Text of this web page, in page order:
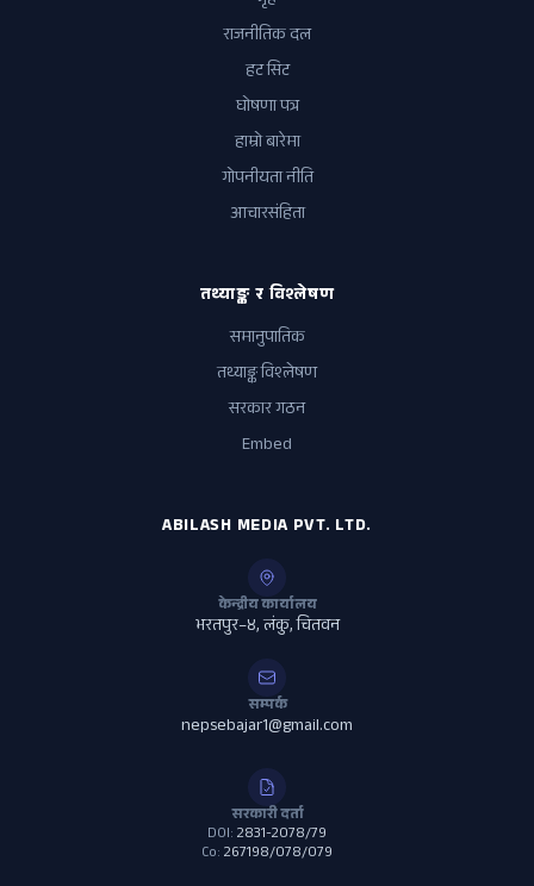
राजनीतिक दल
हट सिट
घोषणा पत्र
हाम्रो बारेमा
गोपनीयता नीति
आचारसंहिता
तथ्याङ्क र विश्लेषण
समानुपातिक
तथ्याङ्क विश्लेषण
सरकार गठन
Embed
ABILASH MEDIA PVT. LTD.
केन्द्रीय कार्यालय
भरतपुर–४, लंकु, चितवन
सम्पर्क
nepsebajar1@gmail.com
सरकारी दर्ता
DOI: 2831-2078/79
Co: 267198/078/079